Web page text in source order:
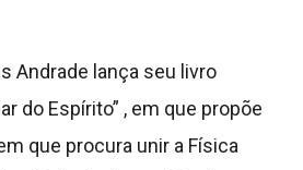
Andrade lança seu livro
do Espírito” , em que propõe
que procura unir a Física